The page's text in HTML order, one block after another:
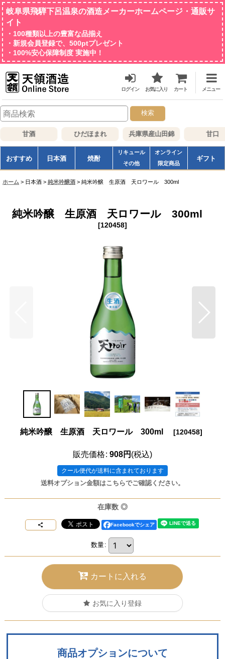
岐阜県飛騨下呂温泉の酒造メーカーホームページ・通販サ
イト
・100種類以上の豊富な品揃え
・新規会員登録で、500ptプレゼント
・100%安心保障制度 実施中！
ログイン お気に入り カート メニュー
検索
甘酒 ひだほまれ 兵庫県産山田錦 甘口
おすすめ 日本酒 焼酎
リキュール
その他
オンライン
限定商品
ギフト
ホーム > 日本酒 > 純米吟醸酒 > 純米吟醸 生原酒 天ロワール 300ml
純米吟醸 生原酒 天ロワール 300ml
[120458]
純米吟醸 生原酒 天ロワール 300ml [120458]
販売価格: 908円 (税込)
クール便
送料オプション金額はこちらでご確認ください。
在庫数 ◎
Facebookでシェア
数量:
カートに入れる
お気に入り登録
商品オプションについて